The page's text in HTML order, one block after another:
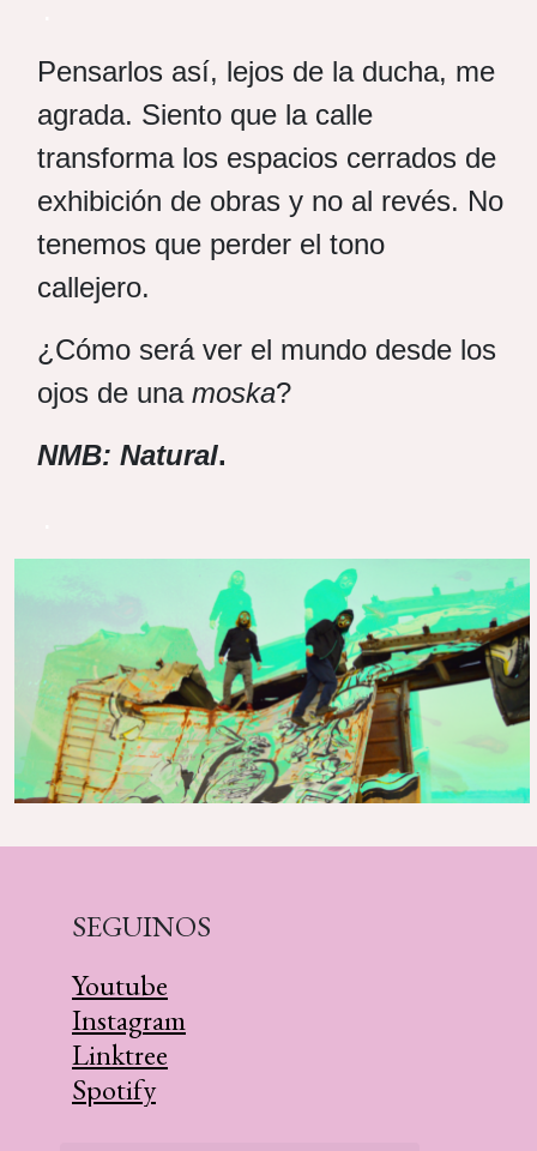
Pensarlos así, lejos de la ducha, me
agrada. Siento que la calle
transforma los espacios cerrados de
exhibición de obras y no al revés. No
tenemos que perder el tono
callejero.
¿Cómo será ver el mundo desde los
ojos de una moska?
NMB: Natural.
SEGUINOS
Youtube
Instagram
Linktree
Spotify